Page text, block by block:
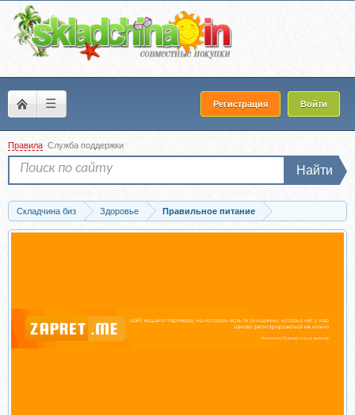
☰ Регистрация Войти
Правила Служба поддержки
Найти
Складчина биз Здоровье
Правильное питание
Скачать Гайд по БАД (Юлия Бестерман)